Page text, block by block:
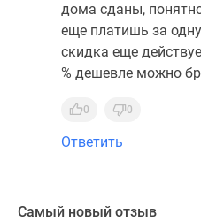
дома сданы,
еще платишь за
скидка еще
% дешевле можно
0 0
Ответить
Самый новый отзыв